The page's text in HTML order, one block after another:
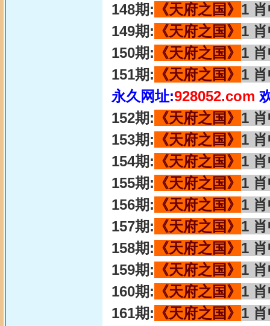
148期: 《天府之国》 1
149期: 《天府之国》 1
150期: 《天府之国》 1
151期: 《天府之国》 1
永久网址:928052.com
152期: 《天府之国》 1
153期: 《天府之国》 1
154期: 《天府之国》 1
155期: 《天府之国》 1
156期: 《天府之国》 1
157期: 《天府之国》 1
158期: 《天府之国》 1
159期: 《天府之国》 1
160期: 《天府之国》 1
161期: 《天府之国》 1